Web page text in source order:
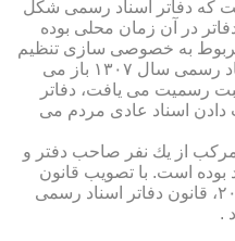
كه دفاتر اسناد رسمی شكل
در آن زمان محلی بوده
مربوط به خصوصی سازی تنظیم
اسناد مراجعان، به قانون دفاتر اسناد رسمی سال ۱۳۰۷ باز می
ثبت رسمیت می یافت، دفاتر
دادن اسناد عادی مردم می
از یك نفر صاحب دفتر و
بوده است. با تصویب قانون
ثبت اسناد و املاك مصوب ۲۰/۱/۱۳۰۸، قانون دفاتر اسناد رسمی